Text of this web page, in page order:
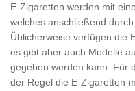
E-Zigaretten werden mit
welches anschließend
Üblicherweise verfügen die
es gibt aber auch Modelle
gegeben werden kann. Für
der Regel die E-Zigaretten